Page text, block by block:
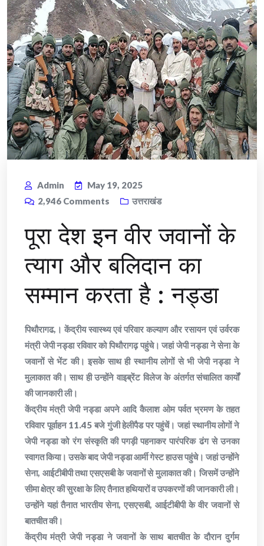
Admin
May 19, 2025
2,946 Comments उत्तराखंड
पूरा देश इन वीर जवानों के
त्याग और बलिदान का
सम्मान करता है : नड्डा
पिथौरागढ,। केंद्रीय स्वास्थ्य एवं परिवार कल्याण और रसायन एवं उर्वरक
मंत्री जेपी नड्डा रविवार को पिथौरागढ़ पहुंचे। जहां जेपी नड्डा ने सेना के
जवानों से भेंट की। इसके साथ ही स्थानीय लोगों से भी जेपी नड्डा ने
मुलाकात की। साथ ही उन्होंने वाइब्रेंट विलेज के अंतर्गत संचालित कार्यों
की जानकारी ली।
केंद्रीय मंत्री जेपी नड्डा अपने आदि कैलाश ओम पर्वत भ्रमण के तहत
रविवार पूर्वाहन 11.45 बजे गुंजी हेलीपैड पर पहुंचें। जहां स्थानीय लोगों ने
जेपी नड्डा को रंग संस्कृति की पगड़ी पहनाकर पारंपरिक ढंग से उनका
स्वागत किया। उसके बाद जेपी नड्डा आर्मी गेस्ट हाउस पहुंचे। जहां उन्होंने
सेना, आईटीबीपी तथा एसएसबी के जवानों से मुलाकात की। जिसमें उन्होंने
सीमा क्षेत्र की सुरक्षा के लिए तैनात हथियारों व उपकरणों की जानकारी ली।
उन्होंने यहां तैनात भारतीय सेना, एसएसबी, आईटीबीपी के वीर जवानों से
बातचीत की।
केंद्रीय मंत्री जेपी नड्डा ने जवानों के साथ बातचीत के दौरान दुर्गम